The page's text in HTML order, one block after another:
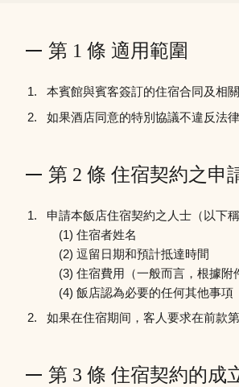
第 1 條 適用範圍
本賓館與賓客簽訂的住宿合同及相
如果酒店同意的特別協議不違反法
第 2 條 住宿契約之申
申請本飯店住宿契約之人士（以下
住宿者姓名
逗留日期和預計抵達時間
住宿費用（一般而言，根據附
飯店認為必要的任何其他事項
如果在住宿期间，客人要求在前款
第 3 條 住宿契約的成